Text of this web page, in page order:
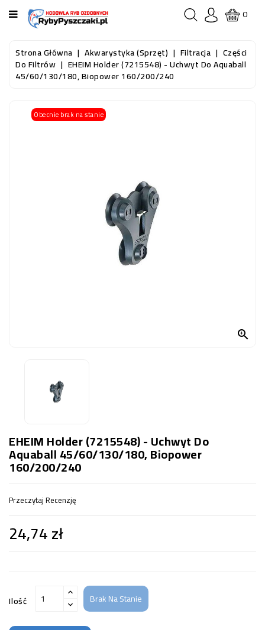
KATEGORIA
STRONA
GŁÓWNA
AKWARIOWE
0
Strona Główna Akwarystyka (sprzęt) Filtracja Części
Do Filtrów EHEIM Holder (7215548) - Uchwyt Do Aquaball
45/60/130/180, Biopower 160/200/240
Obecnie brak na stanie

EHEIM Holder (7215548) - Uchwyt Do
Aquaball 45/60/130/180, Biopower
160/200/240
Przeczytaj Recenzję
24,74 zł
Ilość Brak Na Stanie